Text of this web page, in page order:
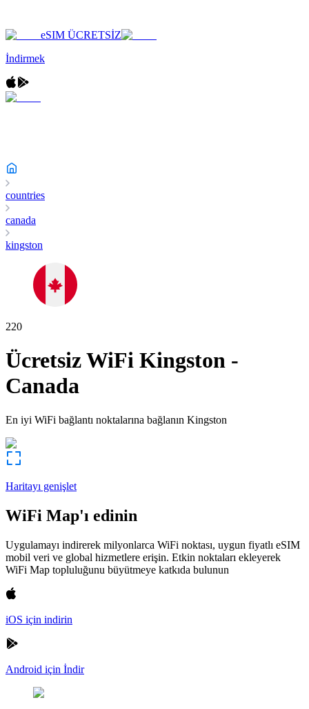
eSIM ÜCRETSİZ
İndirmek
countries
canada
kingston
220
Ücretsiz WiFi Kingston -
Canada
En iyi WiFi bağlantı noktalarına bağlanın Kingston
Haritayı genişlet
WiFi Map'ı edinin
Uygulamayı indirerek milyonlarca WiFi noktası, uygun fiyatlı eSIM
mobil veri ve global hizmetlere erişin. Etkin noktaları ekleyerek
WiFi Map topluluğunu büyütmeye katkıda bulunun
iOS için indirin
Android için İndir